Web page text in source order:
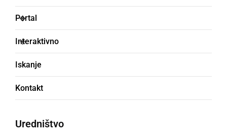
Portal
Interaktivno
Iskanje
Kontakt
Uredništvo
KULTURA IN IZOBRAŽEVANJE
Ambasadorji petja v Murski Soboti